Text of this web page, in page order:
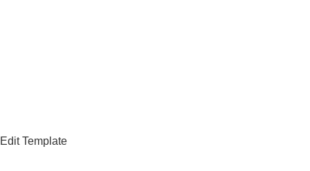
Edit Template